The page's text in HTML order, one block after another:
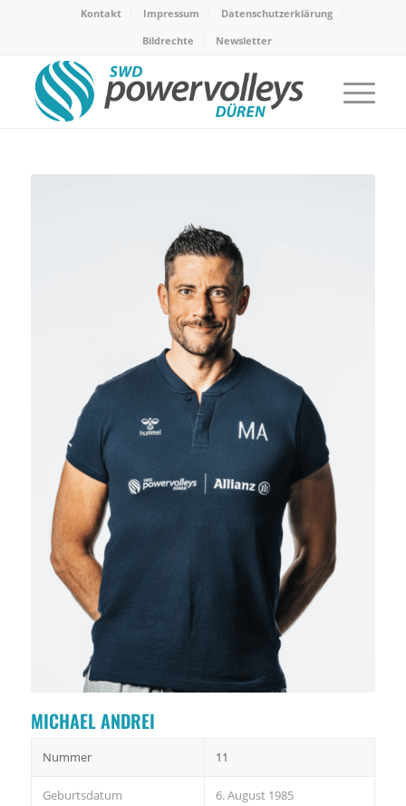
Kontakt Impressum
Datenschutzerklärung
Bildrechte
Newsletter
MICHAEL ANDREI
Nummer 11
Geburtsdatum 6. August 1985